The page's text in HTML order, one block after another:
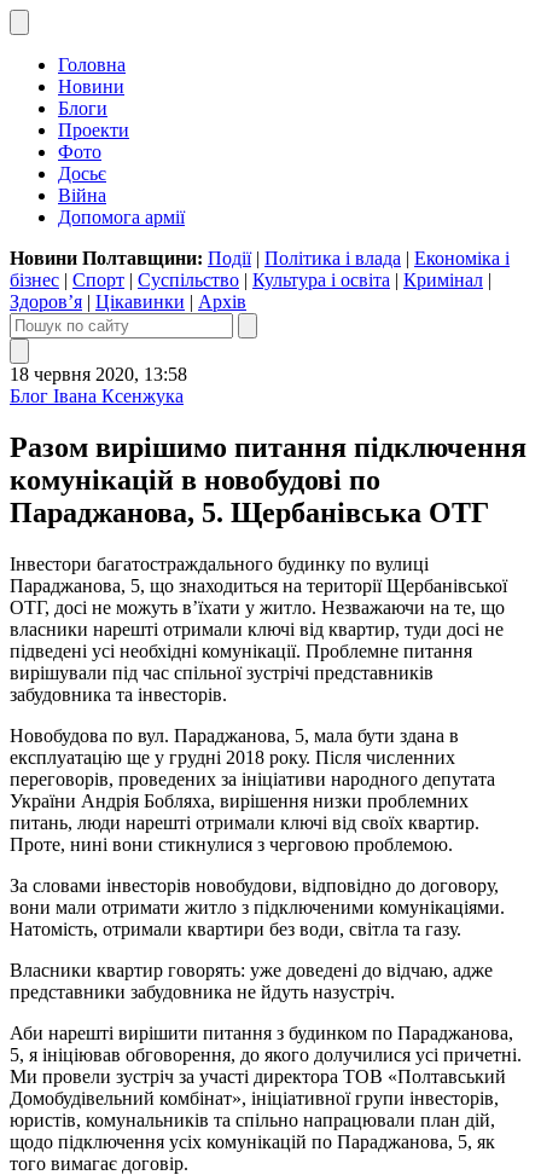
Головна
Новини
Блоги
Проекти
Фото
Досьє
Війна
Допомога армії
Новини Полтавщини: Події| Політика і влада | Економіка і
бізнес | Спорт | Суспільство | Культура і освіта | Кримінал |
Здоров’я | Цікавинки | Архів
18 червня 2020, 13:58
Блог Івана Ксенжука
Разом вирішимо питання підключення
комунікацій в новобудові по
Параджанова, 5. Щербанівська ОТГ
Інвестори багатостраждального будинку по вулиці
Параджанова, 5, що знаходиться на території Щербанівської
ОТГ, досі не можуть в’їхати у житло. Незважаючи на те, що
власники нарешті отримали ключі від квартир, туди досі не
підведені усі необхідні комунікації. Проблемне питання
вирішували під час спільної зустрічі представників
забудовника та інвесторів.
Новобудова по вул. Параджанова, 5, мала бути здана в
експлуатацію ще у грудні 2018 року. Після численних
переговорів, проведених за ініціативи народного депутата
України Андрія Бобляха, вирішення низки проблемних
питань, люди нарешті отримали ключі від своїх квартир.
Проте, нині вони стикнулися з черговою проблемою.
За словами інвесторів новобудови, відповідно до договору,
вони мали отримати житло з підключеними комунікаціями.
Натомість, отримали квартири без води, світла та газу.
Власники квартир говорять: уже доведені до відчаю, адже
представники забудовника не йдуть назустріч.
Аби нарешті вирішити питання з будинком по Параджанова,
5, я ініціював обговорення, до якого долучилися усі причетні.
Ми провели зустріч за участі директора ТОВ «Полтавський
Домобудівельний комбінат», ініціативної групи інвесторів,
юристів, комунальників та спільно напрацювали план дій,
щодо підключення усіх комунікацій по Параджанова, 5, як
того вимагає договір.